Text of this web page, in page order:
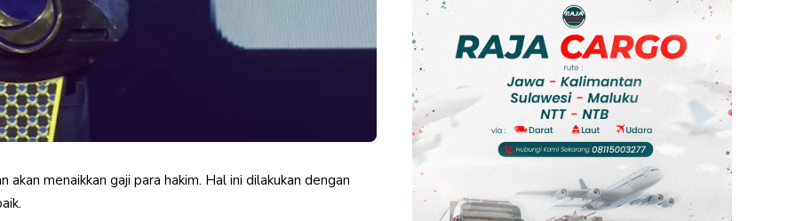
menaikkan gaji para hakim. Hal ini dilakukan dengan